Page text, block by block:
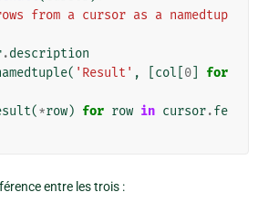
from a cursor as a namedtup
.description
( 'Result' , col 0
for
(*row) for row in cursor.fe
entre les trois :